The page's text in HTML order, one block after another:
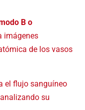
B o
imágenes
de los vasos
flujo sanguíneo
su